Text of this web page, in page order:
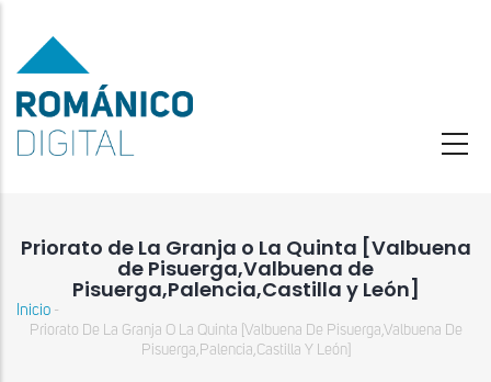
contenido
principal
Priorato de La Granja o La Quinta [Valbuena
de Pisuerga,Valbuena de
Pisuerga,Palencia,Castilla y León]
Sobrescribir
Inicio -
Priorato De La Granja O La Quinta [Valbuena De Pisuerga,Valbuena De
Pisuerga,Palencia,Castilla Y León]